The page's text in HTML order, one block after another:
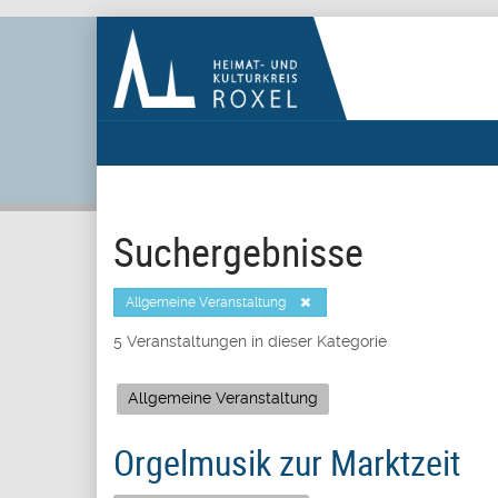
Suchergebnisse
Allgemeine Veranstaltung
5 Veranstaltungen in dieser Kategorie
Allgemeine Veranstaltung
Orgelmusik zur Marktzeit